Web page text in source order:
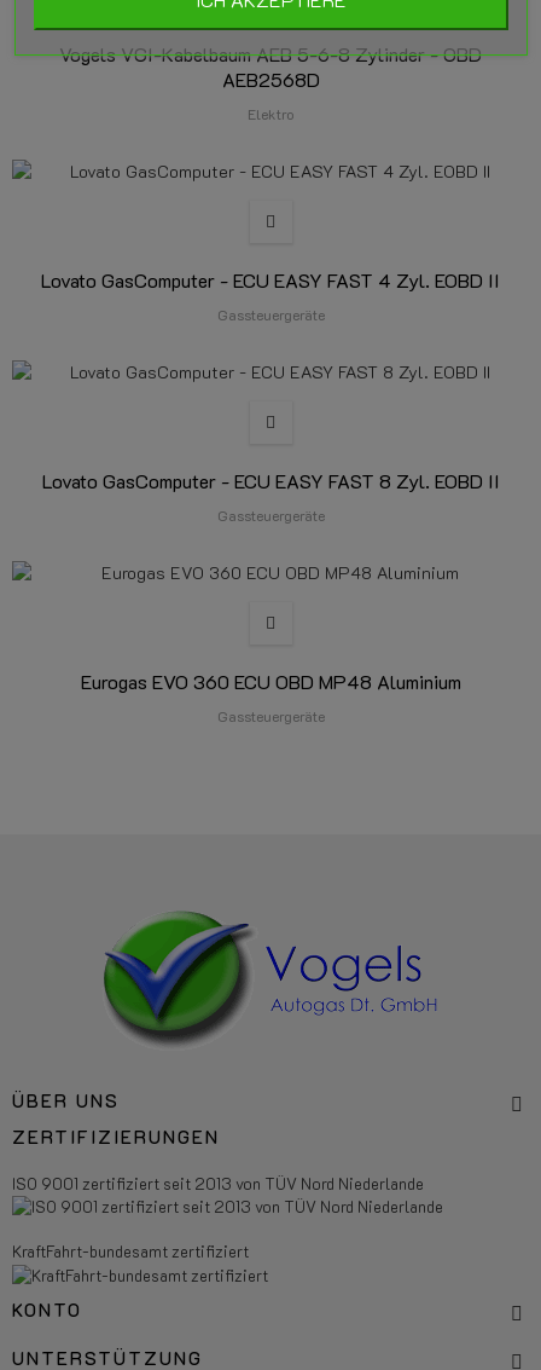
Vogels VGI-Kabelbaum AEB 5-6-8 Zylinder - OBD
AEB2568D
Elektro
Lovato GasComputer - ECU EASY FAST 4 Zyl. EOBD II
Gassteuergeräte
Lovato GasComputer - ECU EASY FAST 8 Zyl. EOBD II
Gassteuergeräte
Eurogas EVO 360 ECU OBD MP48 Aluminium
Gassteuergeräte
ÜBER UNS
ZERTIFIZIERUNGEN
ISO 9001 zertifiziert seit 2013 von TÜV Nord Niederlande
KraftFahrt-bundesamt zertifiziert
KONTO
UNTERSTÜTZUNG